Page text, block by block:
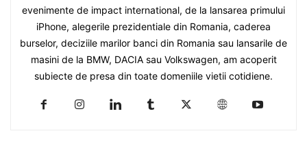
evenimente de impact international, de la lansarea primului
iPhone, alegerile prezidentiale din Romania, caderea
burselor, deciziile marilor banci din Romania sau lansarile de
masini de la BMW, DACIA sau Volkswagen, am acoperit
subiecte de presa din toate domeniile vietii cotidiene.